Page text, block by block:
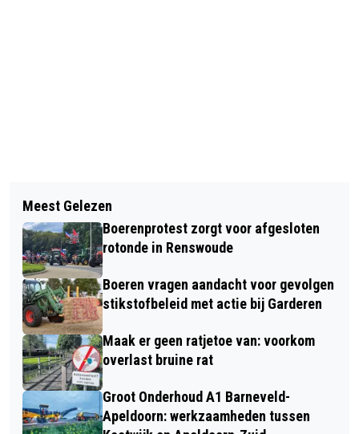
GROTE POLITIE-INZET BIJ STATION
EDE WAGENINGEN NA MELDING
MOGELIJK EXPLOSIEF
NIEUWE VACCINATIEMOGELIJKHEDEN
IN BARNEVELD EN SCHERPENZEEL
Meest Gelezen
Boerenprotest zorgt voor afgesloten
rotonde in Renswoude
Boeren vragen aandacht voor gevolgen
stikstofbeleid met actie bij Garderen
Maak er geen ratjetoe van: voorkom
overlast bruine rat
Groot Onderhoud A1 Barneveld-
Apeldoorn: werkzaamheden tussen